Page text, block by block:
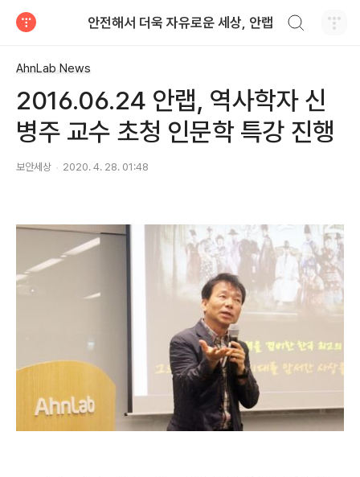
안전해서 더욱 자유로운 세상, 안랩
AhnLab News
2016.06.24 안랩, 역사학자 신
병주 교수 초청 인문학 특강 진행
보안세상 2020. 4. 28. 01:48